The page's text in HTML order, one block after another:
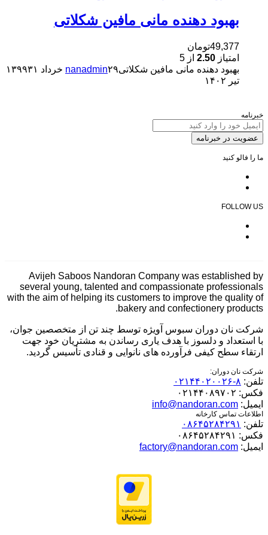
بهبود دهنده مانی مافین شکلاتی
49,377تومان
امتیاز 2.50 از 5
بهبود دهنده مانی مافین شکلاتی
nanadmin۲۹ خرداد ۱۳۹۹
۳۱
تیر ۱۴۰۲
خبرنامه
عضویت در خبرنامه
ما را فالو کنید
FOLLOW US
Avijeh Saboos Nandoran Company was established by
several young, talented and compassionate professionals
with the aim of helping its customers to improve the quality of
bakery and confectionery products.
شرکت نان دوران سبوس آویژه توسط چند تن از متخصصین جوان،
با استعداد و دلسوز با هدف یاری رساندن به مشتریان خود جهت
ارتقاء سطح کیفی فرآورده های نانوایی و قنادی تأسیس گردید.
شرکت نان دوران:
تلفن: ۸-۰۲۱۴۴۰۲۰۰۲۶
فکس: ۰۲۱۴۴۰۸۹۷۰۲
ایمیل: info@nandoran.com
اطلاعات تماس کارخانه
تلفن: ۰۸۶۴۵۲۸۴۲۹۱
فکس: ۰۸۶۴۵۲۸۴۲۹۱
ایمیل: factory@nandoran.com